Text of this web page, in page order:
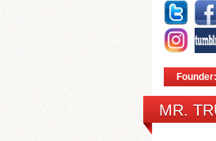
Founder:
MR.